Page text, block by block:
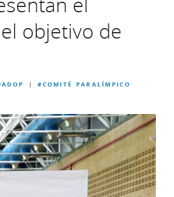
objetivo de
|#COMITÉ PARALÍMPICO